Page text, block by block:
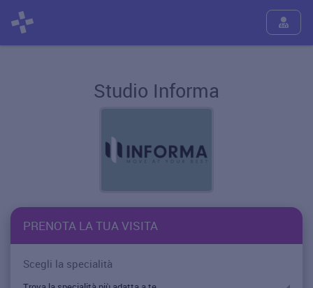
Studio Informa
PRENOTA LA TUA VISITA
Scegli la specialità